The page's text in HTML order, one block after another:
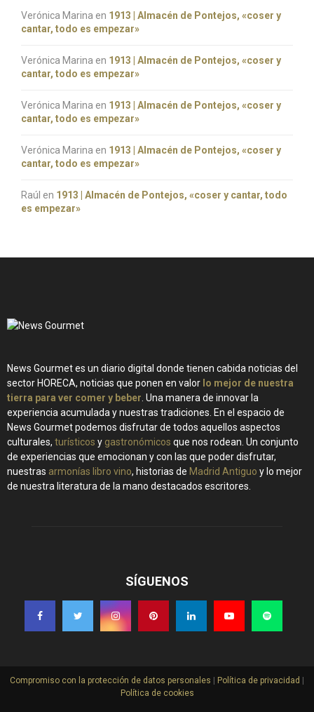
Verónica Marina en 1913 | Almacén de Pontejos, «coser y
cantar, todo es empezar»
Verónica Marina en 1913 | Almacén de Pontejos, «coser y
cantar, todo es empezar»
Verónica Marina en 1913 | Almacén de Pontejos, «coser y
cantar, todo es empezar»
Verónica Marina en 1913 | Almacén de Pontejos, «coser y
cantar, todo es empezar»
Raúl en 1913 | Almacén de Pontejos, «coser y cantar, todo
es empezar»
News Gourmet es un diario digital donde tienen cabida noticias del
sector HORECA, noticias que ponen en valor lo mejor de nuestra
tierra para ver comer y beber . Una manera de innovar la
experiencia acumulada y nuestras tradiciones. En el espacio de
News Gourmet podemos disfrutar de todos aquellos aspectos
culturales, turísticos y gastronómicos que nos rodean. Un conjunto
de experiencias que emocionan y con las que poder disfrutar,
nuestras armonías libro vino, historias de Madrid Antiguo y lo mejor
de nuestra literatura de la mano destacados escritores.
SÍGUENOS
Compromiso con la protección de datos personales | Política de privacidad |
Política de cookies